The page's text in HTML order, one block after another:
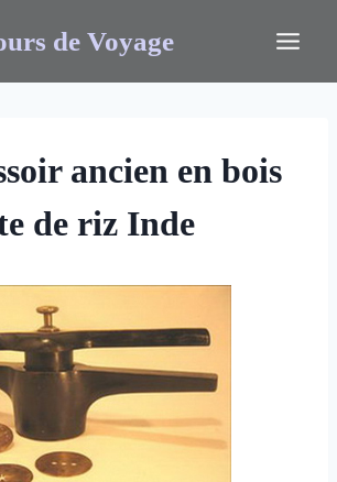
de Voyage
ancien en bois
de riz Inde